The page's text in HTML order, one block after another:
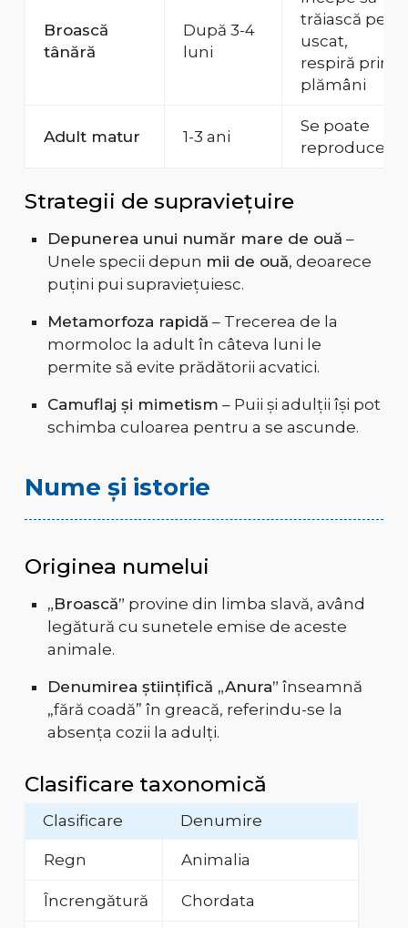
Broască
tânără
După 3-4
luni
trăiască pe
uscat,
respiră prin
plămâni
Adult matur 1-3 ani
Se poate
reproduce
Strategii de supraviețuire
Depunerea unui număr mare de ouă –
Unele specii depun mii de ouă, deoarece
puțini pui supraviețuiesc.
Metamorfoza rapidă – Trecerea de la
mormoloc la adult în câteva luni le
permite să evite prădătorii acvatici.
Camuflaj și mimetism – Puii și adulții își pot
schimba culoarea pentru a se ascunde.
Nume și istorie
Originea numelui
„Broască” provine din limba slavă, având
legătură cu sunetele emise de aceste
animale.
Denumirea științifică „Anura” înseamnă
„fără coadă” în greacă, referindu-se la
absența cozii la adulți.
Clasificare taxonomică
Clasificare Denumire
Regn Animalia
Încrengătură Chordata